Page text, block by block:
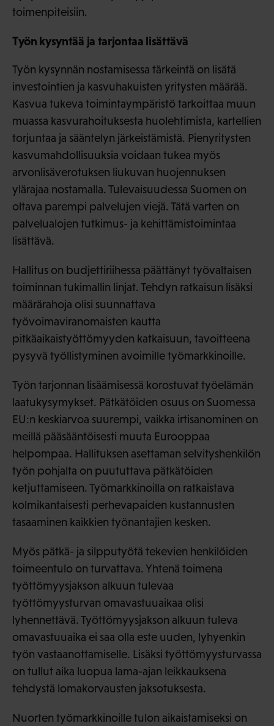
toimenpiteisiin.
Työn kysyntää ja tarjontaa lisättävä
Työn kysynnän nostamisessa tärkeintä on lisätä
investointien ja kasvuhakuisten yritysten määrää.
Kasvua tukeva toimintaympäristö tarkoittaa muun
muassa kasvurahoituksesta huolehtimista, kartellien
torjuntaa ja sääntelyn järkeistämistä. Pienyritysten
kasvumahdollisuuksia voidaan tukea myös
arvonlisäverotuksen liukuvan huojennuksen
ylärajaa nostamalla. Tulevaisuudessa Suomen on
oltava parempi palvelujen viejä. Tätä varten on
palvelualojen tutkimus- ja kehittämistoimintaa
lisättävä.
Hallitus on budjettiriihessa päättänyt työvaltaisen
toiminnan tukimallin linjat. Tehdyn ratkaisun lisäksi
määrärahoja olisi suunnattava
työvoimaviranomaisten kautta
pitkäaikaistyöttömyyden katkaisuun, tavoitteena
pysyvä työllistyminen avoimille työmarkkinoille.
Työn tarjonnan lisäämisessä korostuvat työelämän
laatukysymykset. Pätkätöiden osuus on Suomessa
EU:n keskiarvoa suurempi, vaikka irtisanominen on
meillä pääsääntöisesti muuta Eurooppaa
helpompaa. Hallituksen asettaman selvityshenkilön
työn pohjalta on puututtava pätkätöiden
ketjuttamiseen. Työmarkkinoilla on ratkaistava
kolmikantaisesti perhevapaiden kustannusten
tasaaminen kaikkien työnantajien kesken.
Myös pätkä- ja silpputyötä tekevien henkilöiden
toimeentulo on turvattava. Yhtenä toimena
työttömyysjakson alkuun tulevaa
työttömyysturvan omavastuuaikaa olisi
lyhennettävä. Työttömyysjakson alkuun tuleva
omavastuuaika ei saa olla este uuden, lyhyenkin
työn vastaanottamiselle. Lisäksi työttömyysturvassa
on tullut aika luopua lama-ajan leikkauksena
tehdystä lomakorvausten jaksotuksesta.
Nuorten työmarkkinoille tulon aikaistamiseksi on